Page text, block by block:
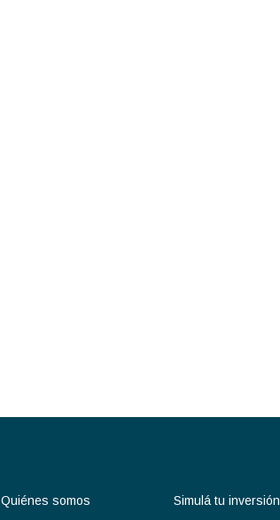
Quiénes somos Simulá tu inversión